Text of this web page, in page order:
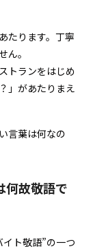
たります。丁寧
ん。
トランをはじめ
」があたりまえ
言葉は何なの
何故敬語で
イト敬語”の一つ